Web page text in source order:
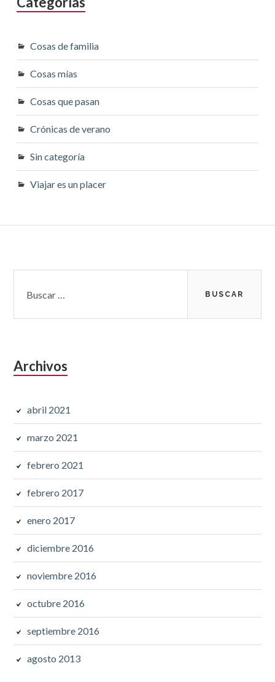
Cosas de familia
Cosas mías
Cosas que pasan
Crónicas de verano
Sin categoría
Viajar es un placer
lateral
subsidiaria
Archivos
abril 2021
marzo 2021
febrero 2021
febrero 2017
enero 2017
diciembre 2016
noviembre 2016
octubre 2016
septiembre 2016
agosto 2013